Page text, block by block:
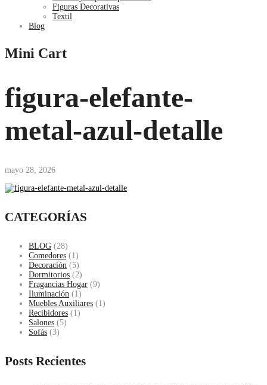
Figuras Decorativas
Textil
Blog
Mini Cart
figura-elefante-
metal-azul-detalle
mayo 28, 2026
CATEGORÍAS
BLOG (28)
Comedores (1)
Decoración (5)
Dormitorios (2)
Fragancias Hogar (9)
Iluminación (1)
Muebles Auxiliares (1)
Recibidores (1)
Salones (5)
Sofás (3)
Posts Recientes